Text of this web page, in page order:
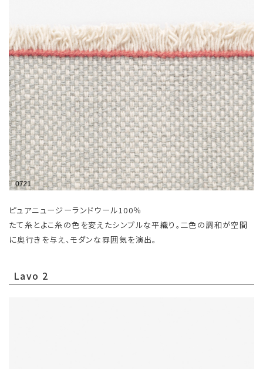
ピュアニュージーランドウール100％
たて糸とよこ糸の色を変えたシンプルな平織り。二色の調和が空間
に奥行きを与え、モダンな雰囲気を演出。
Lavo 2